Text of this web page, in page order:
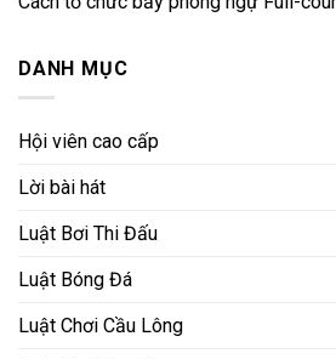
DANH MỤC
Hội viên cao cấp
Lời bài hát
Luật Bơi Thi Đấu
Luật Bóng Đá
Luật Chơi Cầu Lông